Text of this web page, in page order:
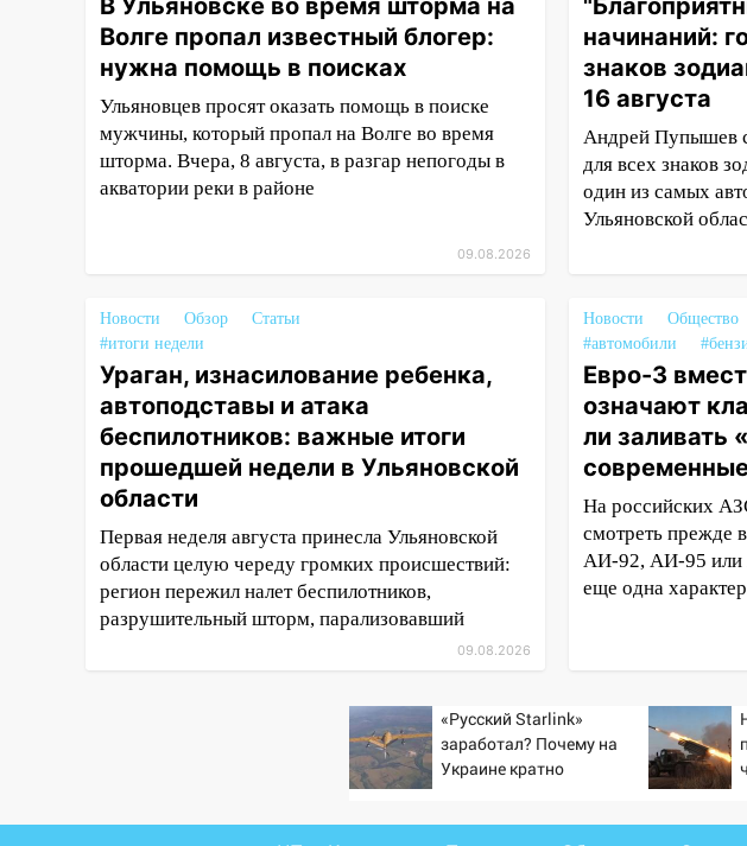
для новых начинаний: гороскоп
для всех знаков зодиака на
неделю с 10 по 16 августа
13:00 На проспекте Тюленева в
Ульяновске образовалось
«море»
12:57
В Ульяновской области
АЗС
11:55 Соцсети: светофор упал
на машину во время сильного
ливня в Ульяновске
11:00 В Ульяновской области
люди в СНТ сидят без света
10:13 Прокуратура подвела
итоги недели в Ульяновской
области
09:18 Из-за ливня
Ураган, изнасилование
ребенка, автоподставы и атака
беспилотников: важные итоги
В Ульяновске во время шторма на
Волге пропал известный блогер:
нужна помощь в поисках
Ульяновцев просят оказать помощь в поиске
мужчины, который пропал на Волге во время
шторма. Вчера, 8 августа, в разгар непогоды в
акватории реки в районе
09.08.2026
начинаний:
знаков
16 августа
Андрей Пупышев
для всех знаков
один из самых
Ульяновской
Новости Обзор
Статьи
#итоги недели
Ураган, изнасилование ребенка,
автоподставы и атака
беспилотников: важные итоги
прошедшей недели в Ульяновской
области
Первая неделя августа принесла Ульяновской
области целую череду громких происшествий:
регион пережил налет беспилотников,
разрушительный шторм, парализовавший
09.08.2026
Новости Общество
#автомобили
Евро-3
означают
ли заливать
На российских
смотреть прежде
АИ-92, АИ-95 или
еще одна
«Русский Starlink»
заработал? Почему на
Украине кратно